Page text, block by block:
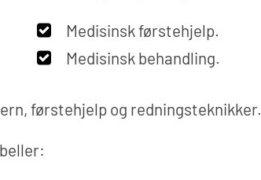
Medisinsk førstehjelp.
Medisinsk behandling.
førstehjelp og redningsteknikker.